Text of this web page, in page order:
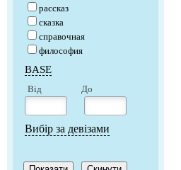
рассказ
сказка
справочная
философия
BASE
Від До
Вибір за девізами